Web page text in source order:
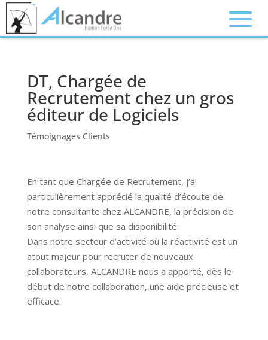
DT, Chargée de
Recrutement chez un gros
éditeur de Logiciels
Témoignages Clients
En tant que Chargée de Recrutement, j’ai
particulièrement apprécié la qualité d’écoute de
notre consultante chez ALCANDRE, la précision de
son analyse ainsi que sa disponibilité.
Dans notre secteur d’activité où la réactivité est un
atout majeur pour recruter de nouveaux
collaborateurs, ALCANDRE nous a apporté, dès le
début de notre collaboration, une aide précieuse et
efficace.